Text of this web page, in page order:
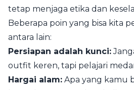
tetap menjaga etika dan
Beberapa poin yang bisa kita
antara lain:
Persiapan adalah kunci:
outfit keren, tapi pelajari
Hargai alam: Apa yang kamu